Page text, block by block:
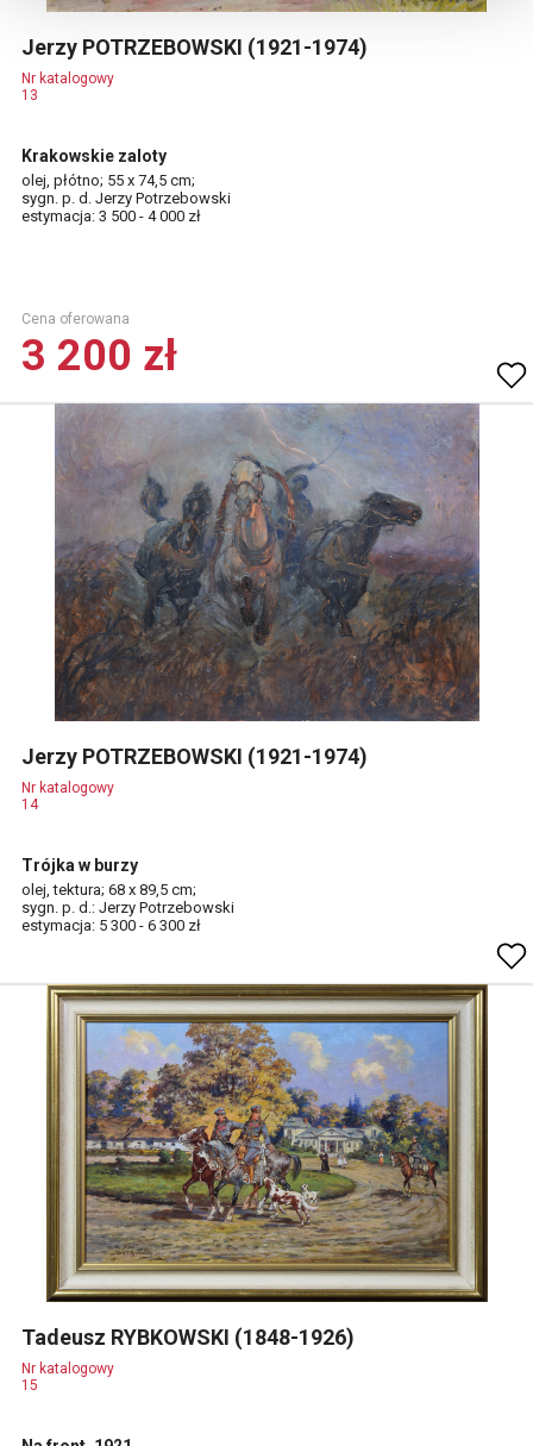
Jerzy POTRZEBOWSKI (1921-1974)
Nr katalogowy
13
Krakowskie zaloty
olej, płótno; 55 x 74,5 cm;
sygn. p. d. Jerzy Potrzebowski
estymacja: 3 500 - 4 000 zł
Cena oferowana
3 200 zł
Jerzy POTRZEBOWSKI (1921-1974)
Nr katalogowy
14
Trójka w burzy
olej, tektura; 68 x 89,5 cm;
sygn. p. d.: Jerzy Potrzebowski
estymacja: 5 300 - 6 300 zł
Tadeusz RYBKOWSKI (1848-1926)
Nr katalogowy
15